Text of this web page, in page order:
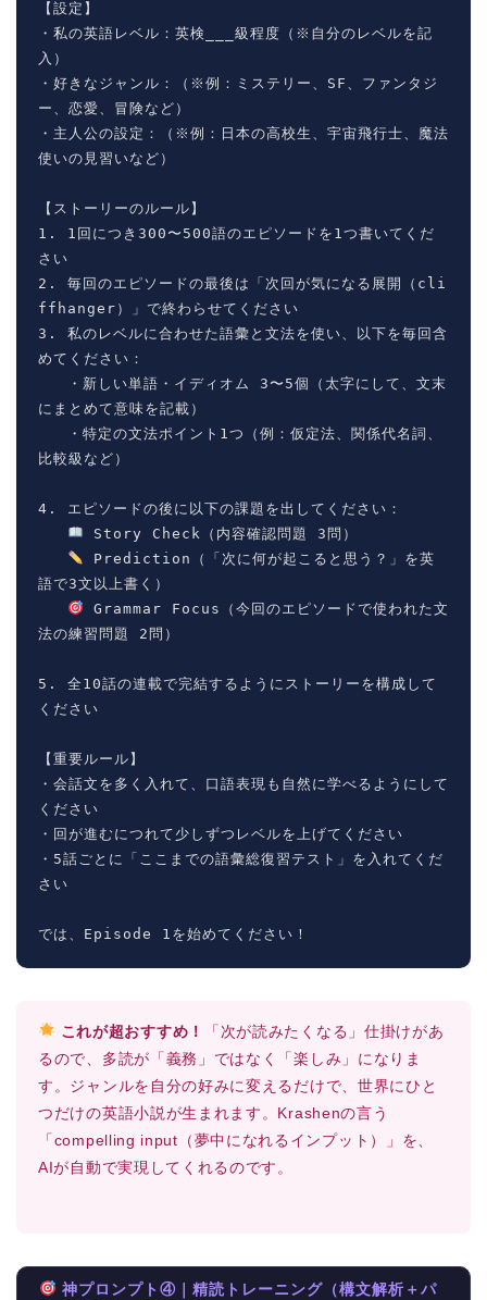
【設定】
・私の英語レベル：英検___級程度（※自分のレベルを記
入）
・好きなジャンル：（※例：ミステリー、SF、ファンタジ
ー、恋愛、冒険など）
・主人公の設定：（※例：日本の高校生、宇宙飛行士、魔法
使いの見習いなど）
【ストーリーのルール】
1. 1回につき300〜500語のエピソードを1つ書いてくだ
さい
2. 毎回のエピソードの最後は「次回が気になる展開（cli
ffhanger）」で終わらせてください
3. 私のレベルに合わせた語彙と文法を使い、以下を毎回含
めてください：
にまとめて意味を記載）
比較級など）
4. エピソードの後に以下の課題を出してください：
Story Check（内容確認問題 3問）
Prediction（「次に何が起こると思う？」を英
語で3文以上書く）
Grammar Focus（今回のエピソードで使われた文
法の練習問題 2問）
5. 全10話の連載で完結するようにストーリーを構成して
ください
【重要ルール】
・会話文を多く入れて、口語表現も自然に学べるようにして
ください
・回が進むにつれて少しずつレベルを上げてください
・5話ごとに「ここまでの語彙総復習テスト」を入れてくだ
さい
では、Episode 1を始めてください！
これが超おすすめ！
「次が読みたくなる」仕掛けがあ
るので、多読が「義務」ではなく「楽しみ」になりま
す。ジャンルを自分の好みに変えるだけで、世界にひと
つだけの英語小説が生まれます。Krashenの言う
「compelling input（夢中になれるインプット）」を、
AIが自動で実現してくれるのです。
神プロンプト④｜精読トレーニング（構文解析＋パ